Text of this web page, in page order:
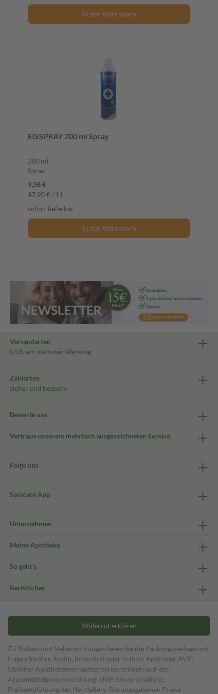
In den Warenkorb
EISSPRAY 200 ml Spray
200 ml
Spray
9,58 €
47,90 € / 1 l
sofort lieferbar
In den Warenkorb
Versandarten
i.d.R. am nächsten Werktag
Zahlarten
sicher und bequem
Bewerte uns
Vertraue unserem mehrfach ausgezeichneten Service
Folge uns
Sanicare App
Unternehmen
Meine Apotheke
So geht's
Rechtliches
Widerruf erklären
Zu Risiken und Nebenwirkungen lesen Sie die Packungsbeilage und
fragen Sie Ihre Ärztin, Ihren Arzt oder in Ihrer Apotheke. AVP:
Üblicher Apothekenverkaufspreis berechnet nach der
Arzneimittelpreisverordnung. UVP: Unverbindliche
Preisempfehlung des Herstellers. Die angegebenen Preise